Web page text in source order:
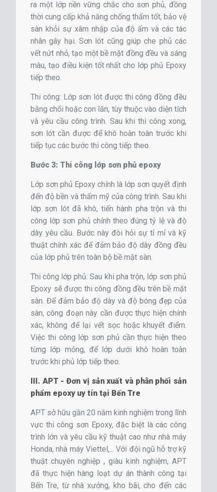
ra một lớp nền vững chắc cho sơn phủ, đồng
thời cung cấp khả năng chống thấm tốt, bảo vệ
sàn khỏi sự xâm nhập của độ ẩm và các tác
nhân gây hại. Sơn lót cũng giúp che phủ các
vết nứt nhỏ, tạo một bề mặt đồng đều và sáng
màu, tạo điều kiện tốt nhất cho lớp phủ Epoxy
tiếp theo.
Thi công: Lớp sơn lót được thi công đồng đều
bằng chổi hoặc con lăn, tùy thuộc vào diện tích
và yêu cầu công trình. Sau khi thi công xong,
sơn lót cần được để khô hoàn toàn trước khi
tiếp tục các bước thi công tiếp theo.
Bước 3: Thi công lớp sơn phủ epoxy
Lớp sơn phủ Epoxy chính là lớp sơn quyết định
đến độ bền và thẩm mỹ của công trình. Sau khi
lớp sơn lót đã khô, tiến hành pha trộn và thi
công lớp sơn phủ chính theo đúng tỷ lệ và độ
dày yêu cầu. Bước này đòi hỏi sự tỉ mỉ và kỹ
thuật chính xác để đảm bảo độ dày đồng đều
của lớp phủ trên toàn bộ bề mặt sàn.
Thi công lớp phủ: Sau khi pha trộn, lớp sơn phủ
Epoxy sẽ được thi công đồng đều trên bề mặt
sàn. Để đảm bảo độ dày và độ bóng đẹp của
sàn, công đoạn này cần được thực hiện chính
xác, không để lại vết sọc hoặc khuyết điểm.
Việc thi công lớp sơn phủ cần thực hiện theo
từng lớp mỏng, để lớp dưới khô hoàn toàn
trước khi phủ lớp tiếp theo.
III. APT - Đơn vị sản xuất và phân phối sản
phẩm epoxy uy tín tại Bến Tre
APT sở hữu gần 20 năm kinh nghiệm trong lĩnh
vực thi công sơn Epoxy, đặc biệt là các công
trình lớn và yêu cầu kỹ thuật cao như nhà máy
Honda, nhà máy Viettel,... Với đội ngũ hỗ trợ kỹ
thuật chuyên nghiệp , giàu kinh nghiệm, APT
đã thực hiện hàng loạt dự án thành công tại
Bến Tre, từ nhà xưởng, kho bãi, cho đến các